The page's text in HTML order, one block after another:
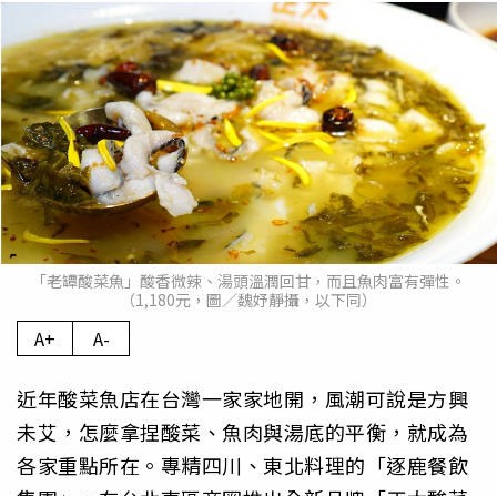
「老罈酸菜魚」酸香微辣、湯頭溫潤回甘，而且魚肉富有彈性。
（1,180元，圖／魏妤靜攝，以下同）
A+ A-
近年酸菜魚店在台灣一家家地開，風潮可說是方興
未艾，怎麼拿捏酸菜、魚肉與湯底的平衡，就成為
各家重點所在。專精四川、東北料理的「逐鹿餐飲